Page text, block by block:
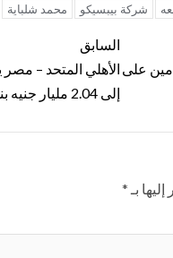
شركة بيبسيكو محمد شلباية
السابق
إلى 2.04 مليار جنيه بنهاية 2022
على
بـ *